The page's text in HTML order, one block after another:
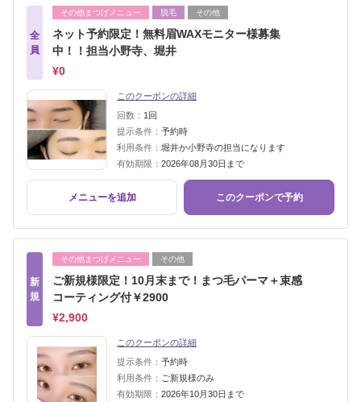
全
員
その他まつげメニュー 脱毛 その他
ネット予約限定！無料眉WAXモニター様募集
中！！担当小野寺、堀井
¥0
このクーポンの詳細
回数： 1回
提示条件： 予約時
利用条件： 堀井か小野寺の担当になります
有効期限： 2026年08月30日まで
メニューを追加 このクーポンで予約
新
規
その他まつげメニュー その他
ご新規様限定！10月末まで！まつ毛パーマ＋束感
コーティング付￥2900
¥2,900
このクーポンの詳細
提示条件： 予約時
利用条件： ご新規様のみ
有効期限： 2026年10月30日まで